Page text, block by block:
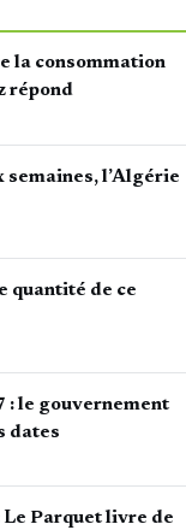
la consommation
répond
semaines, l’Algérie
quantité de ce
: le gouvernement
dates
Le Parquet livre de